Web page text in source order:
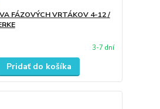
FÁZOVÝCH VRTÁKOV 4-12 /
3-7 dní
Pridať do košíka